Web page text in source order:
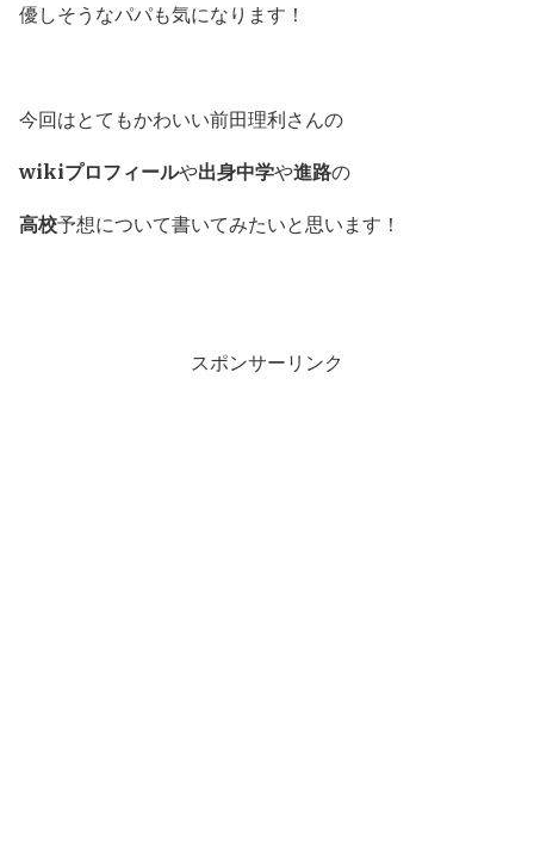
優しそうなパパも気になります！
今回はとてもかわいい前田理利さんの
wikiプロフィールや出身中学や進路の
高校予想について書いてみたいと思います！
スポンサーリンク